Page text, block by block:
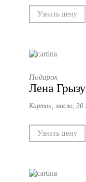
Узнать цену
Подарок
Лена
Картон, масло, 30
Узнать цену